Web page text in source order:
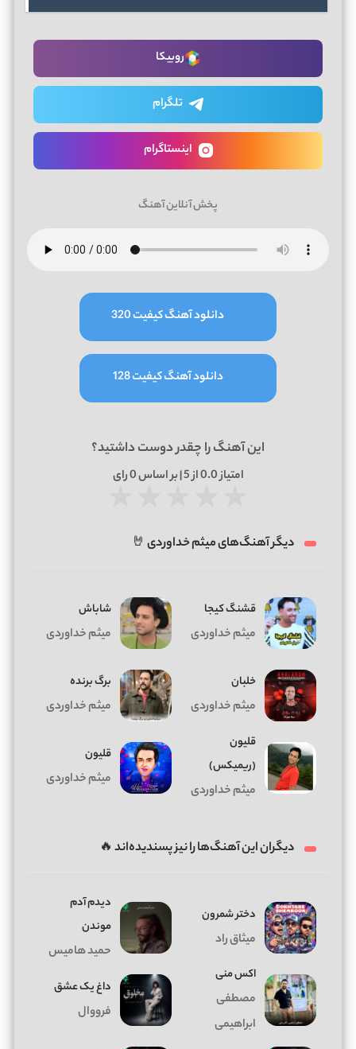
روبیکا
تلگرام
اینستاگرام
پخش آنلاین آهنگ
دانلود آهنگ کیفیت 320
دانلود آهنگ کیفیت 128
این آهنگ را چقدر دوست داشتید؟
امتیاز0.0از 5 | بر اساس 0رای
دیگر آهنگ‌های میثم خداوردی 🤘
قشنگ کیجا
میثم خداوردی
شاباش
میثم خداوردی
خلبان
میثم خداوردی
برگ برنده
میثم خداوردی
قلیون
(ریمیکس)
میثم خداوردی
قلیون
میثم خداوردی
دیگران این آهنگ‌ها را نیز پسندیده‌اند 🔥
دختر شمرون
میثاق راد
دیدم آدم
موندن
حمید هامیس
اکس منی
مصطفی
ابراهیمی
داغ يک عشق
فرووال